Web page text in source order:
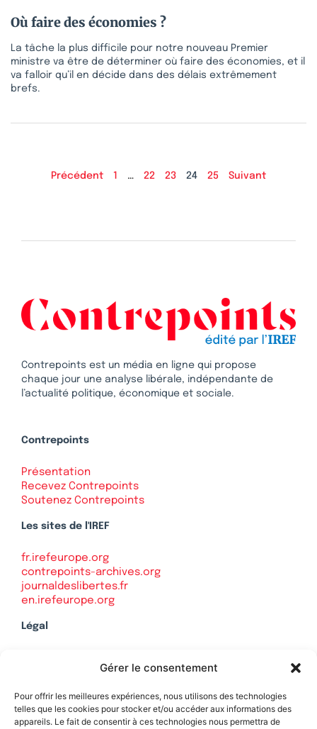
Gérer le consentement
Pour offrir les meilleures expériences, nous utilisons des technologies
telles que les cookies pour stocker et/ou accéder aux informations des
appareils. Le fait de consentir à ces technologies nous permettra de
Où faire des économies ?
La tâche la plus difficile pour notre nouveau Premier
ministre va être de déterminer où faire des économies, et il
va falloir qu’il en décide dans des délais extrêmement
brefs.
Précédent 1 … 22 23 24 25 Suivant
Contrepoints est un média en ligne qui propose
chaque jour une analyse libérale, indépendante de
l’actualité politique, économique et sociale.
Contrepoints
Présentation
Recevez Contrepoints
Soutenez Contrepoints
Les sites de l'IREF
fr.irefeurope.org
contrepoints-archives.org
journaldeslibertes.fr
en.irefeurope.org
Légal
Politique de confidentialité